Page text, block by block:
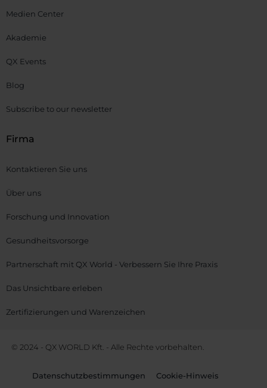
Medien Center
Akademie
QX Events
Blog
Subscribe to our newsletter
Firma
Kontaktieren Sie uns
Über uns
Forschung und Innovation
Gesundheitsvorsorge
Partnerschaft mit QX World - Verbessern Sie Ihre Praxis
Das Unsichtbare erleben
Zertifizierungen und Warenzeichen
© 2024 - QX WORLD Kft. - Alle Rechte vorbehalten.
Datenschutzbestimmungen
Cookie-Hinweis